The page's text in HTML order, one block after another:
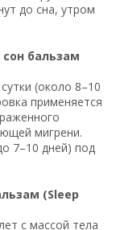
до сна, утром
бальзам
(около 8–10
применяется
мигрени.
7–10 дней) под
(Sleep
с массой тела